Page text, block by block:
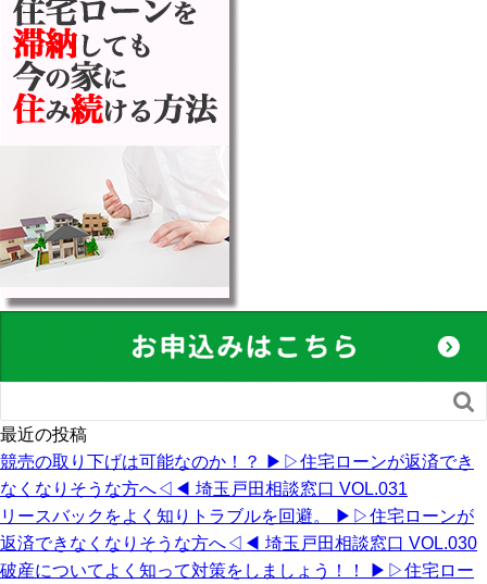

最近の投稿
競売の取り下げは可能なのか！？ ▶︎▷住宅ローンが返済でき
なくなりそうな方へ◁◀︎ 埼玉戸田相談窓口 VOL.031
リースバックをよく知りトラブルを回避。 ▶︎▷住宅ローンが
返済できなくなりそうな方へ◁◀︎ 埼玉戸田相談窓口 VOL.030
破産についてよく知って対策をしましょう！！ ▶︎▷住宅ロー